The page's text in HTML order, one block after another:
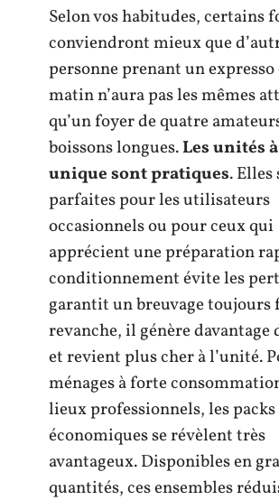
Selon vos habitudes, certains
conviendront mieux que
personne prenant un expresso
matin n’aura pas les mêmes
qu’un foyer de quatre
boissons longues.Les unités
unique sont pratiques. Elles
parfaites pour les utilisateurs
occasionnels ou pour ceux qui
apprécient une préparation
conditionnement évite les
garantit un breuvage toujours
revanche, il génère davantage
et revient plus cher à l’unité.
ménages à forte
lieux professionnels, les packs
économiques se révèlent très
avantageux. Disponibles en
quantités, ces ensembles